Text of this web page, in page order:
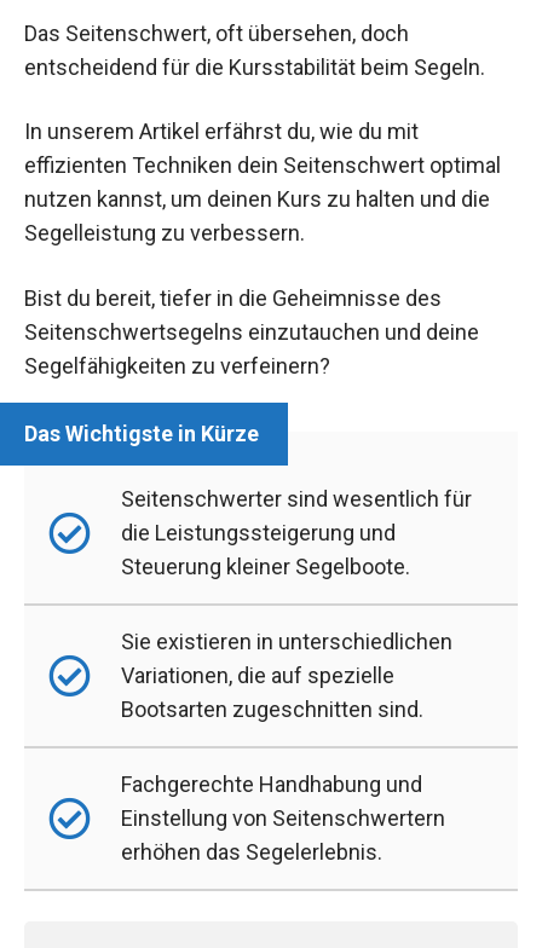
Das Seitenschwert, oft übersehen, doch
entscheidend für die Kursstabilität beim Segeln.
In unserem Artikel erfährst du, wie du mit
effizienten Techniken dein Seitenschwert optimal
nutzen kannst, um deinen Kurs zu halten und die
Segelleistung zu verbessern.
Bist du bereit, tiefer in die Geheimnisse des
Seitenschwertsegelns einzutauchen und deine
Segelfähigkeiten zu verfeinern?
Seitenschwerter sind wesentlich für
die Leistungssteigerung und
Steuerung kleiner Segelboote.
Sie existieren in unterschiedlichen
Variationen, die auf spezielle
Bootsarten zugeschnitten sind.
Fachgerechte Handhabung und
Einstellung von Seitenschwertern
erhöhen das Segelerlebnis.